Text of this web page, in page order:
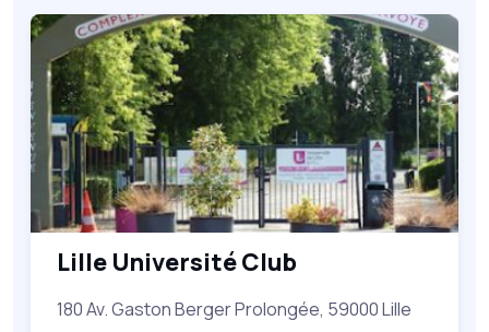
Lille Université Club
180 Av. Gaston Berger Prolongée, 59000 Lille